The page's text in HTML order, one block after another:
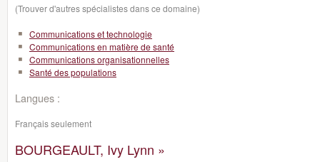
(Trouver d'autres spécialistes dans ce domaine)
Communications et technologie
Communications en matière de santé
Communications organisationnelles
Santé des populations
Langues :
Français seulement
BOURGEAULT, Ivy Lynn »